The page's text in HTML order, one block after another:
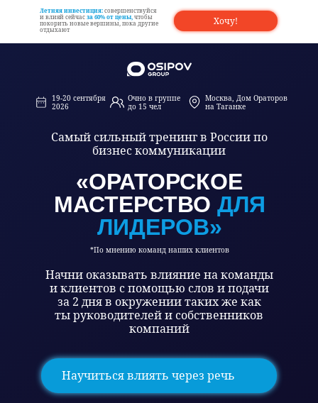
Летняя инвестиция:совершенствуйся
и влияй сейчасза 60% от цены, чтобы
покорить новые вершины, пока другие
отдыхают
Хочу!
«ОРАТОРСКОЕ
МАСТЕРСТВО ДЛЯ
ЛИДЕРОВ»
19-20 сентября
2026
Очно в группе
до 15 чел
Москва, Дом Ораторов
на Таганке
Самый сильный тренинг в России по
бизнес коммуникации
Начни оказывать влияние на команды
и клиентов с помощью слов и подачи
за 2 дня в окружении таких же как
ты руководителей и собственников
компаний
*По мнению команд наших клиентов
Научиться влиять через речь